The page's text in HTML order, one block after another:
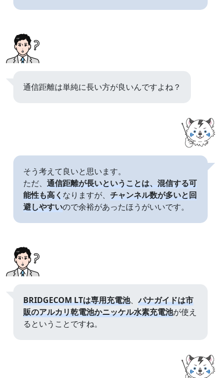
通信距離は単純に長い方が良いんですよね？
そう考えて良いと思います。
ただ、 通信距離が長いということは、混信する可
能性も高く なりますが、 チャンネル数が多いと回
避しやすいので余裕があったほうがいいです。
BRIDGECOM LTは専用充電池、パナガイドは市
販のアルカリ乾電池かニッケル水素充電池が使え
るということですね。